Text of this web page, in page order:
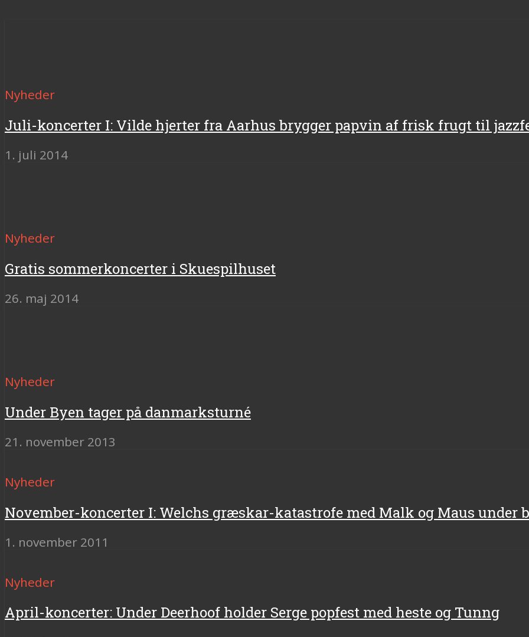
Nyheder
Juli-koncerter I: Vilde hjerter fra Aarhus brygger papvin af frisk frugt til
1. juli 2014
Nyheder
Gratis sommerkoncerter i Skuespilhuset
26. maj 2014
Nyheder
Under Byen tager på danmarksturné
21. november 2013
Nyheder
November-koncerter I: Welchs græskar-katastrofe med Malk og Maus under
1. november 2011
Nyheder
April-koncerter: Under Deerhoof holder Serge popfest med heste og Tunng